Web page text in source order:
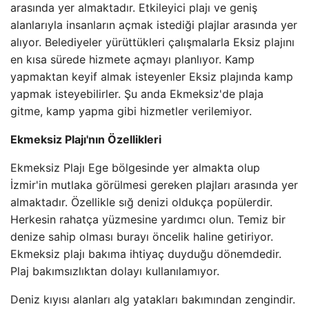
arasında yer almaktadır. Etkileyici plajı ve geniş
alanlarıyla insanların açmak istediği plajlar arasında yer
alıyor. Belediyeler yürüttükleri çalışmalarla Eksiz plajını
en kısa sürede hizmete açmayı planlıyor. Kamp
yapmaktan keyif almak isteyenler Eksiz plajında ​​kamp
yapmak isteyebilirler. Şu anda Ekmeksiz'de plaja
gitme, kamp yapma gibi hizmetler verilemiyor.
Ekmeksiz Plajı'nın Özellikleri
Ekmeksiz Plajı Ege bölgesinde yer almakta olup
İzmir'in mutlaka görülmesi gereken plajları arasında yer
almaktadır. Özellikle sığ denizi oldukça popülerdir.
Herkesin rahatça yüzmesine yardımcı olun. Temiz bir
denize sahip olması burayı öncelik haline getiriyor.
Ekmeksiz plajı bakıma ihtiyaç duyduğu dönemdedir.
Plaj bakımsızlıktan dolayı kullanılamıyor.
Deniz kıyısı alanları alg yatakları bakımından zengindir.